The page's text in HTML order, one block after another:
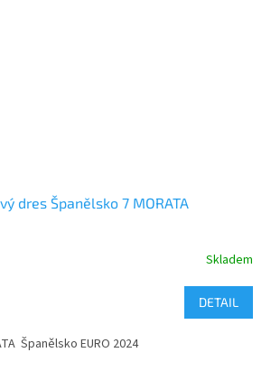
dres Španělsko 7 MORATA
Skladem
DETAIL
Španělsko EURO 2024